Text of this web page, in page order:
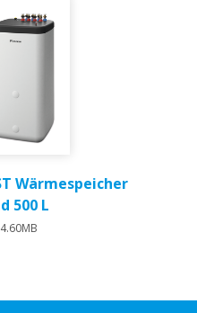
Wärmespeicher
500 L